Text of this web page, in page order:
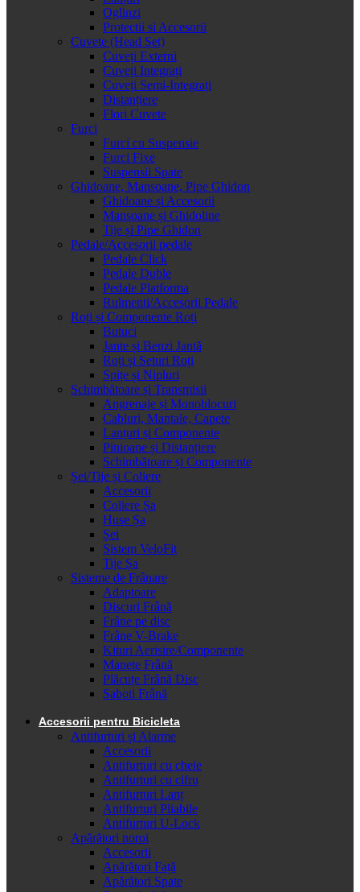
Oglinzi
Protectii si Accesorii
Cuvete (Head Set)
Cuveți Externi
Cuveți Integrați
Cuveți Semi-Integrați
Distanțiere
Flori Cuvete
Furci
Furci cu Suspensie
Furci Fixe
Suspensii Spate
Ghidoane, Mansoane, Pipe Ghidon
Ghidoane și Accesorii
Mansoane și Ghidoline
Tije și Pipe Ghidon
Pedale/Accesorii pedale
Pedale Click
Pedale Duble
Pedale Platforma
Rulmenti/Accesorii Pedale
Roți și Componente Roți
Butuci
Jante și Benzi Jantă
Roți și Seturi Roți
Spițe și Nipluri
Schimbătoare și Transmisii
Angrenaje și Monoblocuri
Cabluri, Mantale, Capete
Lanțuri și Componente
Pinioane și Distanțiere
Schimbătoare și Componente
Șei/Tije și Coliere
Accesorii
Coliere Șa
Huse Șa
Șei
Sistem VeloFit
Tije Șa
Sisteme de Frânare
Adaptoare
Discuri Frână
Frâne pe disc
Frâne V-Brake
Kituri Aerisire/Componente
Manete Frână
Plăcuțe Frână Disc
Saboti Frână
Accesorii pentru Bicicleta
Antifurturi și Alarme
Accesorii
Antifurturi cu cheie
Antifurturi cu cifru
Antifurturi Lanț
Antifurturi Pliabile
Antifurturi U-Lock
Apărători noroi
Accesorii
Apărători Față
Apărători Spate